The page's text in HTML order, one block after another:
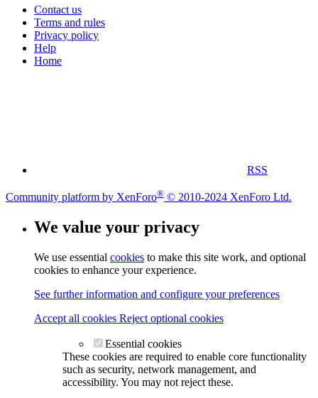
Contact us
Terms and rules
Privacy policy
Help
Home
RSS
Community platform by XenForo® © 2010-2024 XenForo Ltd.
We value your privacy
We use essential cookies to make this site work, and optional
cookies to enhance your experience.
See further information and configure your preferences
Accept all cookies Reject optional cookies
Essential cookies
These cookies are required to enable core functionality
such as security, network management, and
accessibility. You may not reject these.